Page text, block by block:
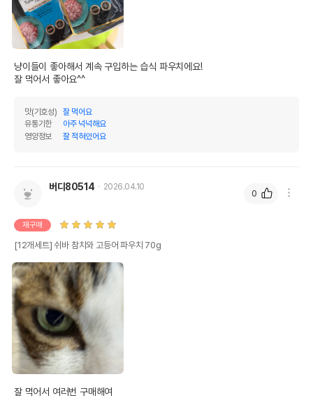
냥이들이 좋아해서 계속 구입하는 습식 파우치에요!
잘 먹어서 좋아요^^
맛(기호성)
잘 먹어요
유통기한
아주 넉넉해요
영양정보
잘 적혀있어요
버디80514 2026.04.10
재구매
[12개세트] 쉬바 참치와 고등어 파우치 70g
잘 먹어서 여러번 구매해여
0